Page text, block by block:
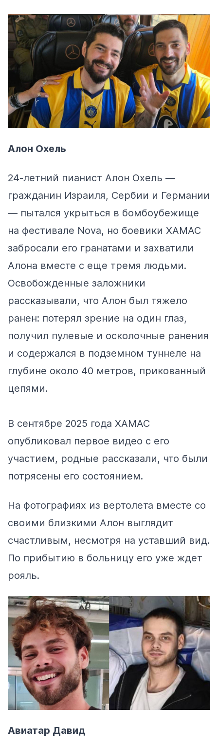
Алон Охель
24-летний пианист Алон Охель —
гражданин Израиля, Сербии и Германии
— пытался укрыться в бомбоубежище
на фестивале Nova, но боевики ХАМАС
забросали его гранатами и захватили
Алона вместе с еще тремя людьми.
Освобожденные заложники
рассказывали, что Алон был тяжело
ранен: потерял зрение на один глаз,
получил пулевые и осколочные ранения
и содержался в подземном туннеле на
глубине около 40 метров, прикованный
цепями.
В сентябре 2025 года ХАМАС
опубликовал первое видео с его
участием, родные рассказали, что были
потрясены его состоянием.
На фотографиях из вертолета вместе со
своими близкими Алон выглядит
счастливым, несмотря на уставший вид.
По прибытию в больницу его уже ждет
рояль.
Авиатар Давид